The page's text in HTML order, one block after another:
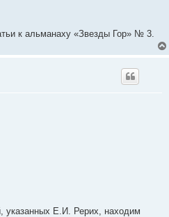
к альманаху «Звезды Гор» № 3.
указанных Е.И. Рерих, находим